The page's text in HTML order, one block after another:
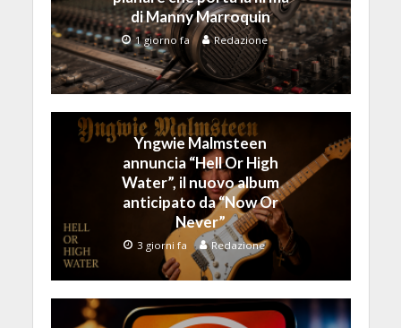
di Manny Marroquin
1 giorno fa Redazione
Yngwie Malmsteen
annuncia “Hell Or High
Water”, il nuovo album
anticipato da “Now Or
Never”
3 giorni fa Redazione